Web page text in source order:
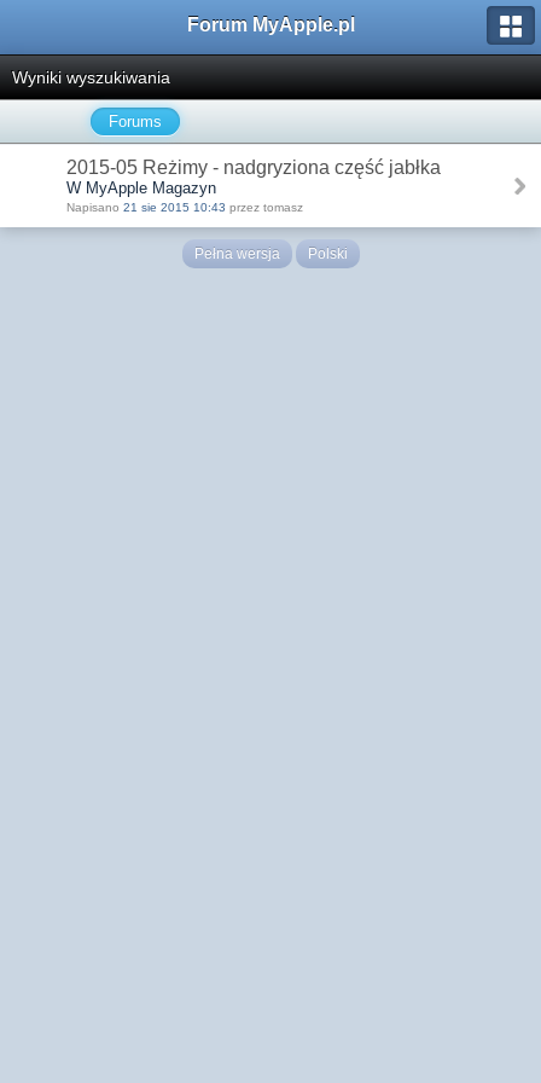
Forum MyApple.pl
Wyniki wyszukiwania
Forums
2015-05 Reżimy - nadgryziona część jabłka
W MyApple Magazyn
Napisano 21 sie 2015 10:43 przez tomasz
Pełna wersja Polski